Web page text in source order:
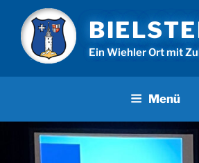
Inhalt
springen
Ein Wiehler Ort mit
Menü